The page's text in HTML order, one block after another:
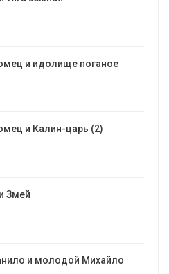
и идолище поганое
и Калин-царь (2)
Змей
и молодой Михайло